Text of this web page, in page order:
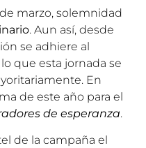
marzo, solemnidad
. Aun así, desde
se adhiere al
que esta jornada se
En
de este año para el
de esperanza.
de la campaña el